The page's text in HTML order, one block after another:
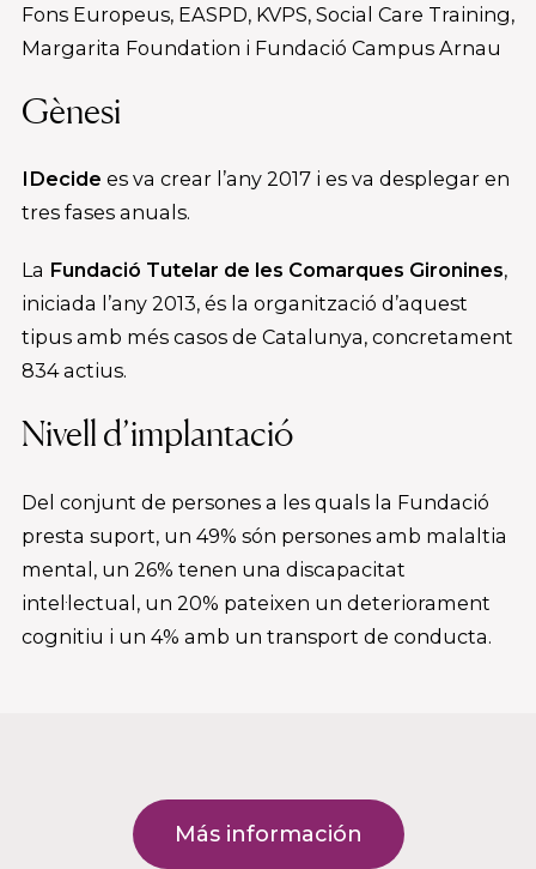
Fons Europeus, EASPD, KVPS, Social Care Training,
Margarita Foundation i Fundació Campus Arnau
Gènesi
IDecide es va crear l’any 2017 i es va desplegar en
tres fases anuals.
La Fundació Tutelar de les Comarques Gironines,
iniciada l’any 2013, és la organització d’aquest
tipus amb més casos de Catalunya, concretament
834 actius.
Nivell d’implantació
Del conjunt de persones a les quals la Fundació
presta suport, un 49% són persones amb malaltia
mental, un 26% tenen una discapacitat
intel·lectual, un 20% pateixen un deteriorament
cognitiu i un 4% amb un transport de conducta.
Más información